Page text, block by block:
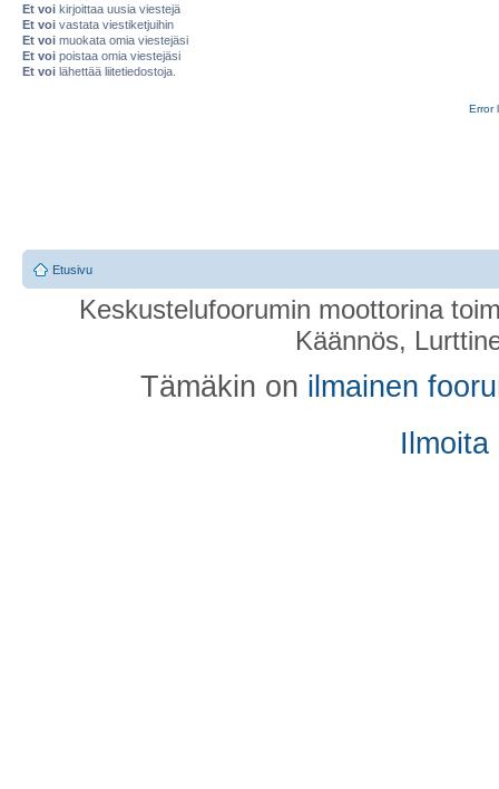
Et voi kirjoittaa uusia viestejä
Et voi vastata viestiketjuihin
Et voi muokata omia viestejäsi
Et voi poistaa omia viestejäsi
Et voi lähettää liitetiedostoja.
Error
Etusivu
Keskustelufoorumin moottorina
Käännös,
Tämäkin on ilmainen